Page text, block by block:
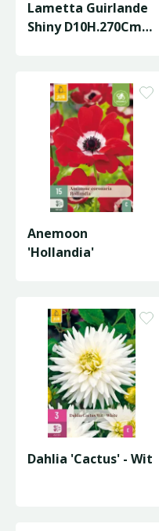
Lametta Guirlande
Shiny D10H.270Cm
Anemoon
'Hollandia'
Dahlia 'Cactus' - Wit